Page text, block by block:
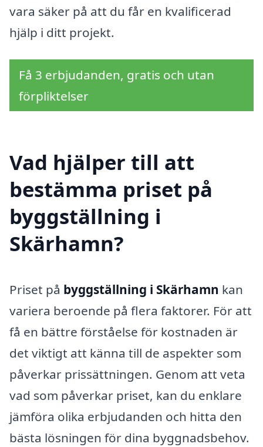
vara säker på att du får en kvalificerad
hjälp i ditt projekt.
Få 3 erbjudanden, gratis och utan
förpliktelser
Vad hjälper till att
bestämma priset på
byggställning i
Skärhamn?
Priset på byggställning i Skärhamn kan
variera beroende på flera faktorer. För att
få en bättre förståelse för kostnaden är
det viktigt att känna till de aspekter som
påverkar prissättningen. Genom att veta
vad som påverkar priset, kan du enklare
jämföra olika erbjudanden och hitta den
bästa lösningen för dina byggnadsbehov.